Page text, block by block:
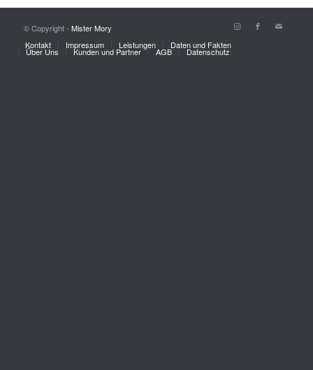
© Copyright - Mister Mory
Kontakt
Impressum Leistungen Daten und Fakten
Über Uns Kunden und Partner AGB Datenschutz